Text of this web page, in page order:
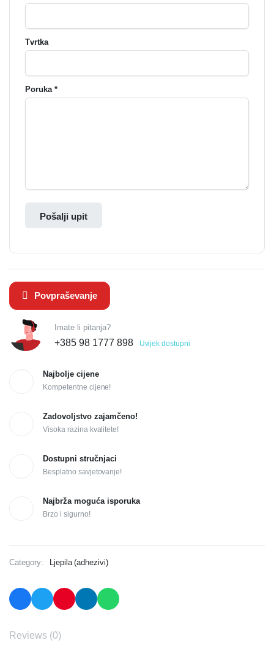
Tvrtka
Poruka *
Pošalji upit
Povpraševanje
Imate li pitanja?
+385 98 1777 898 Uvijek dostupni
Najbolje cijene
Kompetentne cijene!
Zadovoljstvo zajamčeno!
Visoka razina kvalitete!
Dostupni stručnjaci
Besplatno savjetovanje!
Najbrža moguća isporuka
Brzo i sigurno!
Category: Ljepila (adhezivi)
Reviews (0)